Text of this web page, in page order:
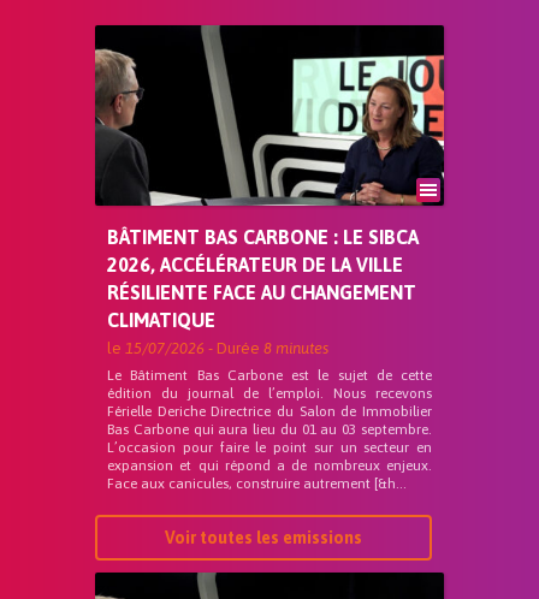
BÂTIMENT BAS CARBONE : LE SIBCA
2026, ACCÉLÉRATEUR DE LA VILLE
RÉSILIENTE FACE AU CHANGEMENT
CLIMATIQUE
le 15/07/2026 - Durée 8 minutes
Le Bâtiment Bas Carbone est le sujet de cette
édition du journal de l’emploi. Nous recevons
Férielle Deriche Directrice du Salon de Immobilier
Bas Carbone qui aura lieu du 01 au 03 septembre.
L’occasion pour faire le point sur un secteur en
expansion et qui répond a de nombreux enjeux.
Face aux canicules, construire autrement [&h...
Voir toutes les emissions